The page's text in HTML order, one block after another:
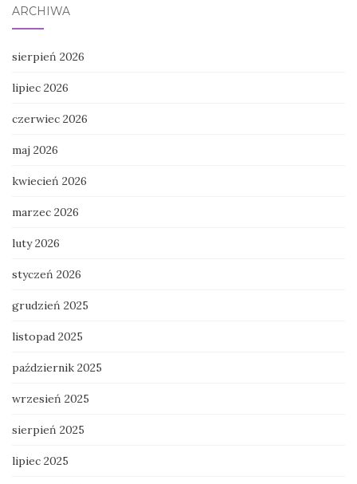
ARCHIWA
sierpień 2026
lipiec 2026
czerwiec 2026
maj 2026
kwiecień 2026
marzec 2026
luty 2026
styczeń 2026
grudzień 2025
listopad 2025
październik 2025
wrzesień 2025
sierpień 2025
lipiec 2025